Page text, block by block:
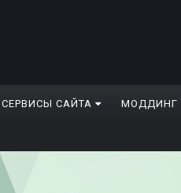
СЕРВИСЫ САЙТА МОДДИНГ